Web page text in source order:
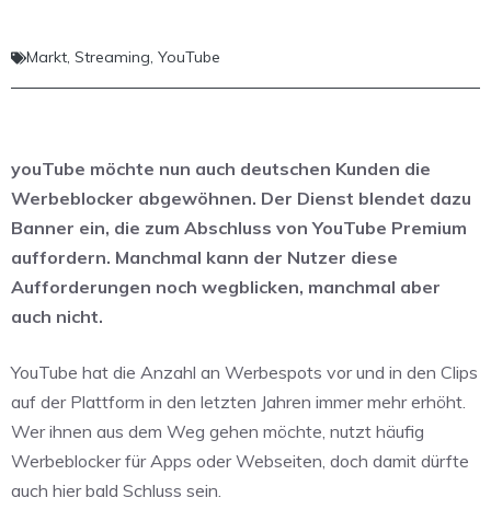
Markt, Streaming, YouTube
youTube möchte nun auch deutschen Kunden die
Werbeblocker abgewöhnen. Der Dienst blendet dazu
Banner ein, die zum Abschluss von YouTube Premium
auffordern. Manchmal kann der Nutzer diese
Aufforderungen noch wegblicken, manchmal aber
auch nicht.
YouTube hat die Anzahl an Werbespots vor und in den Clips
auf der Plattform in den letzten Jahren immer mehr erhöht.
Wer ihnen aus dem Weg gehen möchte, nutzt häufig
Werbeblocker für Apps oder Webseiten, doch damit dürfte
auch hier bald Schluss sein.